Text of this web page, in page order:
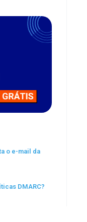
o e-mail da
DMARC?